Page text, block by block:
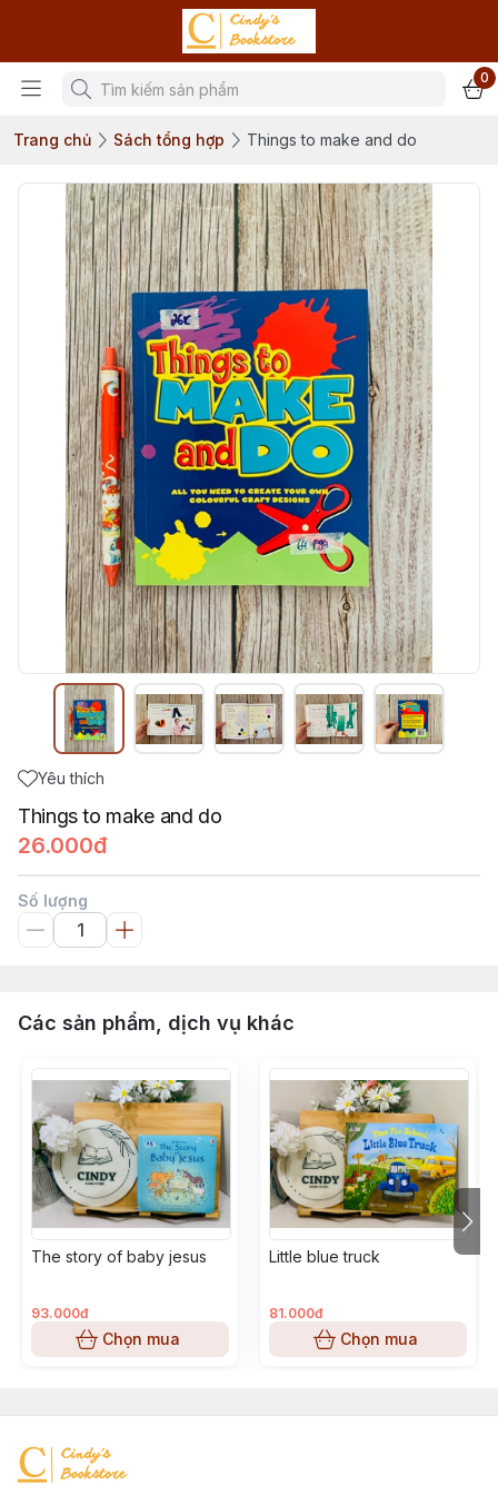
0
Trang chủ Sách tổng hợp Things to make and do
Yêu thích
Things to make and do
26.000đ
Số lượng
Các sản phẩm, dịch vụ khác
The story of baby jesus
93.000đ
Chọn mua
Little blue truck
81.000đ
Chọn mua